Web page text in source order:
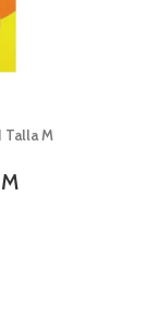
Talla M